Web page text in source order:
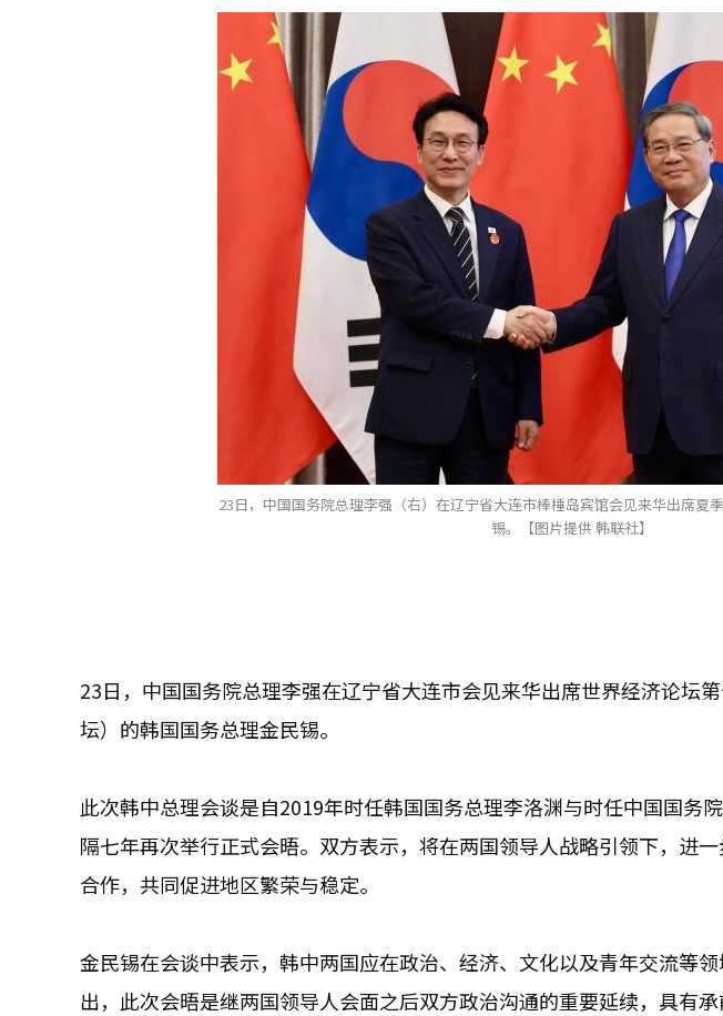
23日，中国国务院总理李强（右）在辽宁省大连市棒棰岛宾馆会见来华出席夏
锡。【图片提供 韩联社】
23日，中国国务院总理李强在辽宁省大连市会见来华出席世界经济论坛
坛）的韩国国务总理金民锡。
此次韩中总理会谈是自2019年时任韩国国务总理李洛渊与时任中国国务
隔七年再次举行正式会晤。双方表示，将在两国领导人战略引领下，进
合作，共同促进地区繁荣与稳定。
金民锡在会谈中表示，韩中两国应在政治、经济、文化以及青年交流等
出，此次会晤是继两国领导人会面之后双方政治沟通的重要延续，具有承